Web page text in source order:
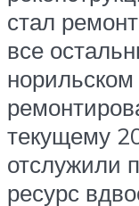
стал
все
текущему
отслужили
ресурс